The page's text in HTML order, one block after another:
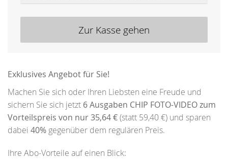
Zur Kasse gehen
Exklusives Angebot für Sie!
Machen Sie sich oder Ihren Liebsten eine Freude und
sichern Sie sich jetzt 6 Ausgaben CHIP FOTO-VIDEO zum
Vorteilspreis von nur 35,64 €(statt 59,40 €) und sparen
dabei 40% gegenüber dem regulären Preis.
Ihre Abo-Vorteile auf einen Blick: